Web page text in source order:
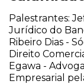
Palestrantes:
Jurídico do
Ribeiro Dias -
Direito
Egawa -
Empresarial